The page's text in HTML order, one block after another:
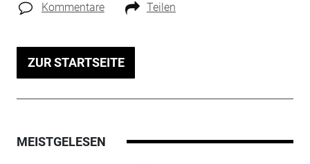
Kommentare Teilen
ZUR STARTSEITE
MEISTGELESEN